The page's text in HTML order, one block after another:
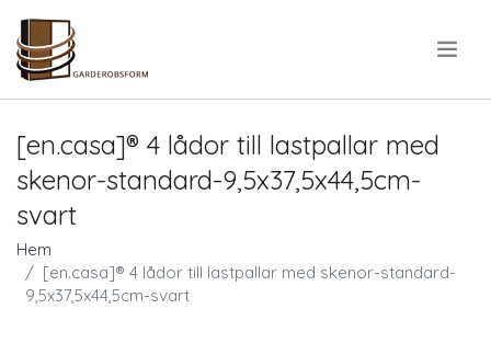
[en.casa]® 4 lådor till lastpallar med
skenor-standard-9,5x37,5x44,5cm-
svart
Hem
[en.casa]® 4 lådor till lastpallar med skenor-standard-
9,5x37,5x44,5cm-svart